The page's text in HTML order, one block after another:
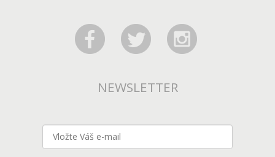
NEWSLETTER